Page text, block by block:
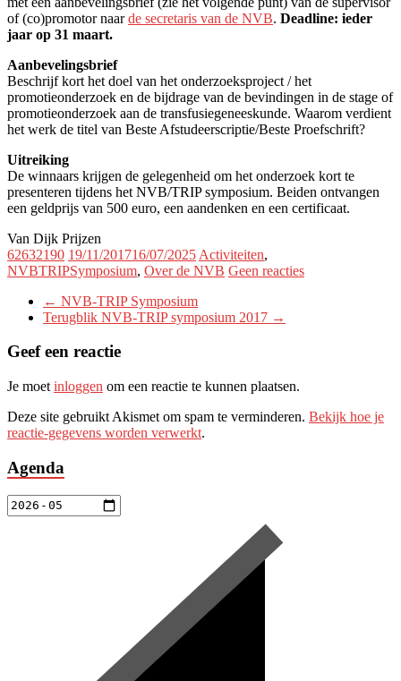
of (co)promotor naar de secretaris van de NVB. Deadline: ieder
jaar op 31 maart.
Aanbevelingsbrief
Beschrijf kort het doel van het onderzoeksproject / het
promotieonderzoek en de bijdrage van de bevindingen in de stage of
promotieonderzoek aan de transfusiegeneeskunde. Waarom verdient
het werk de titel van Beste Afstudeerscriptie/Beste Proefschrift?
Uitreiking
De winnaars krijgen de gelegenheid om het onderzoek kort te
presenteren tijdens het NVB/TRIP symposium. Beiden ontvangen
een geldprijs van 500 euro, een aandenken en een certificaat.
Van Dijk Prijzen
62632190 19/11/201716/07/2025 Activiteiten,
NVBTRIPSymposium, Over de NVB Geen reacties
← NVB-TRIP Symposium
Terugblik NVB-TRIP symposium 2017 →
Geef een reactie
Je moet inloggen om een reactie te kunnen plaatsen.
Deze site gebruikt Akismet om spam te verminderen. Bekijk hoe je
reactie-gegevens worden verwerkt.
Agenda